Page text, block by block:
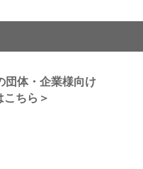
団体・企業様向け
こちら＞